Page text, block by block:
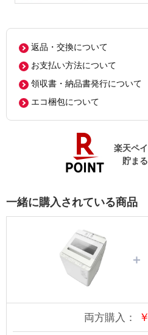
返品・交換について
お支払い方法について
領収書・納品書発行について
エコ梱包について
一緒に購入されている商品
＋
両方購入： ￥